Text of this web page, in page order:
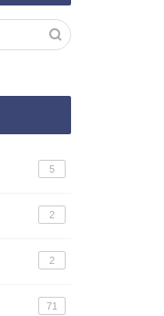
5
2
2
71